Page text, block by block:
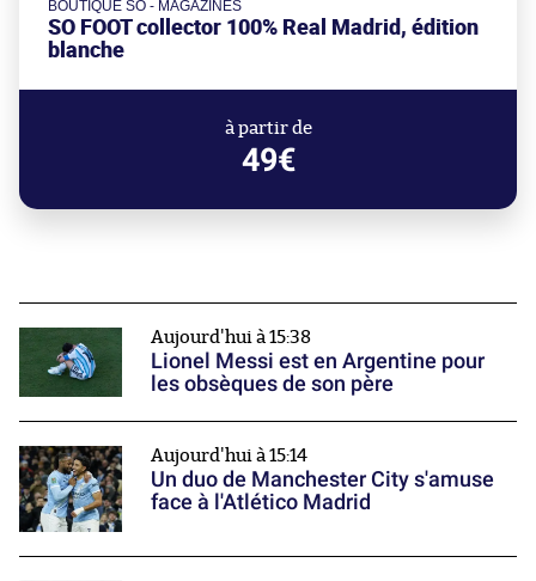
BOUTIQUE SO - MAGAZINES
SO FOOT collector 100% Real Madrid, édition
blanche
à partir de
49€
Aujourd'hui à 15:38
Lionel Messi est en Argentine pour
les obsèques de son père
Aujourd'hui à 15:14
Un duo de Manchester City s'amuse
face à l'Atlético Madrid